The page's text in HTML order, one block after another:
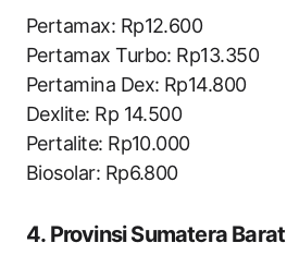
Pertamax: Rp12.600
Pertamax Turbo: Rp13.350
Pertamina Dex: Rp14.800
Dexlite: Rp 14.500
Pertalite: Rp10.000
Biosolar: Rp6.800
4. Provinsi Sumatera Barat